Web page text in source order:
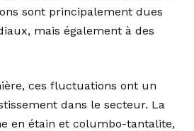
sont principalement dues
mais également à des
ces fluctuations ont un
dans le secteur. La
en étain et columbo-tantalite,